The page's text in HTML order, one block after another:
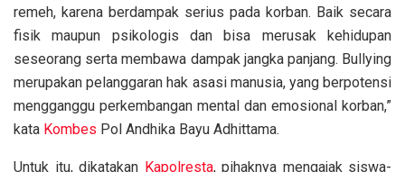
remeh, karena berdampak serius pada korban. Baik secara
fisik maupun psikologis dan bisa merusak kehidupan
seseorang serta membawa dampak jangka panjang. Bullying
merupakan pelanggaran hak asasi manusia, yang berpotensi
mengganggu perkembangan mental dan emosional korban,”
kata Kombes Pol Andhika Bayu Adhittama.
Untuk itu, dikatakan Kapolresta, pihaknya mengajak siswa-